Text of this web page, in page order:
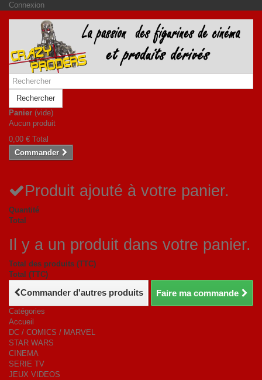
Connexion
Rechercher
Panier (vide)
Aucun produit
0,00 € Total
Commander
Produit ajouté à votre panier.
Quantité
Total
Il y a un produit dans votre panier.
Total des produits (TTC)
Total (TTC)
Commander d'autres produits Faire ma commande
Catégories
Accueil
DC / COMICS / MARVEL
STAR WARS
CINEMA
SERIE TV
JEUX VIDEOS